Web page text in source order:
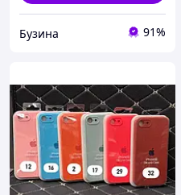
Бузина 91%